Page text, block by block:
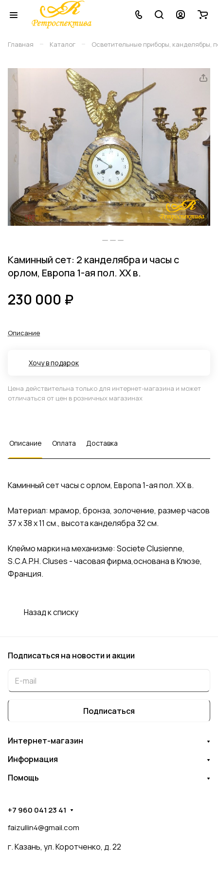
Главная – Каталог – Осветительные приборы, канделябры,
Каминный сет: 2 канделябра и часы с
орлом, Европа 1-ая пол. ХХ в.
230 000 ₽
Описание
Хочу в подарок
Цена действительна только для интернет-магазина и может
отличаться от цен в розничных магазинах
Описание Оплата Доставка
Каминный сет часы с орлом, Европа 1-ая пол. ХХ в.
Материал: мрамор, бронза, золочение, размер часов
37 х 38 х 11 см., высота канделябра 32 см.
Клеймо марки на механизме: Societe Clusienne,
S.C.A.P.H. Cluses - часовая фирма,основана в Клюзе,
Франция.
Назад к списку
Подписаться на новости и акции
Подписаться
Интернет-магазин
Информация
Помощь
+7 960 041 23 41
faizullin4@gmail.com
г. Казань, ул. Коротченко, д. 22